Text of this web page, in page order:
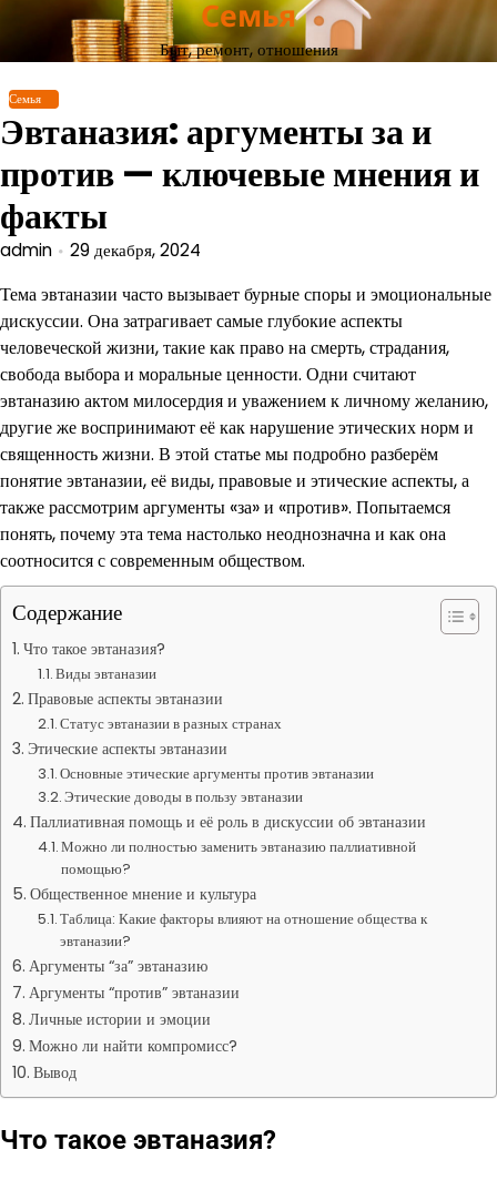
Перейти
содержимому
Семья
Быт, ремонт, отношения
Семья
Эвтаназия: аргументы за и
против — ключевые мнения и
факты
admin 29 декабря, 2024
Тема эвтаназии часто вызывает бурные споры и эмоциональные
дискуссии. Она затрагивает самые глубокие аспекты
человеческой жизни, такие как право на смерть, страдания,
свобода выбора и моральные ценности. Одни считают
эвтаназию актом милосердия и уважением к личному желанию,
другие же воспринимают её как нарушение этических норм и
священность жизни. В этой статье мы подробно разберём
понятие эвтаназии, её виды, правовые и этические аспекты, а
также рассмотрим аргументы «за» и «против». Попытаемся
понять, почему эта тема настолько неоднозначна и как она
соотносится с современным обществом.
Содержание
Что такое эвтаназия?
Виды эвтаназии
Правовые аспекты эвтаназии
Статус эвтаназии в разных странах
Этические аспекты эвтаназии
Основные этические аргументы против эвтаназии
Этические доводы в пользу эвтаназии
Паллиативная помощь и её роль в дискуссии об эвтаназии
Можно ли полностью заменить эвтаназию паллиативной
помощью?
Общественное мнение и культура
Таблица: Какие факторы влияют на отношение общества к
эвтаназии?
Аргументы “за” эвтаназию
Аргументы “против” эвтаназии
Личные истории и эмоции
Можно ли найти компромисс?
Вывод
Что такое эвтаназия?